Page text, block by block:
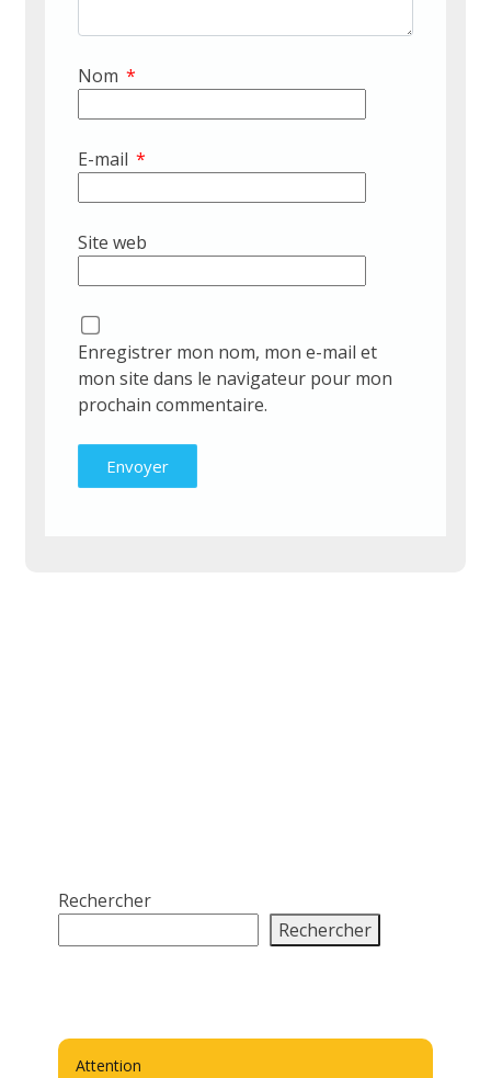
Nom *
E-mail *
Site web
Enregistrer mon nom, mon e-mail et
mon site dans le navigateur pour mon
prochain commentaire.
Rechercher
Rechercher
Attention